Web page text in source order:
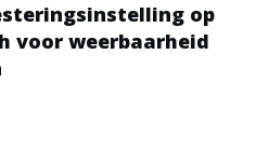
op
voor weerbaarheid